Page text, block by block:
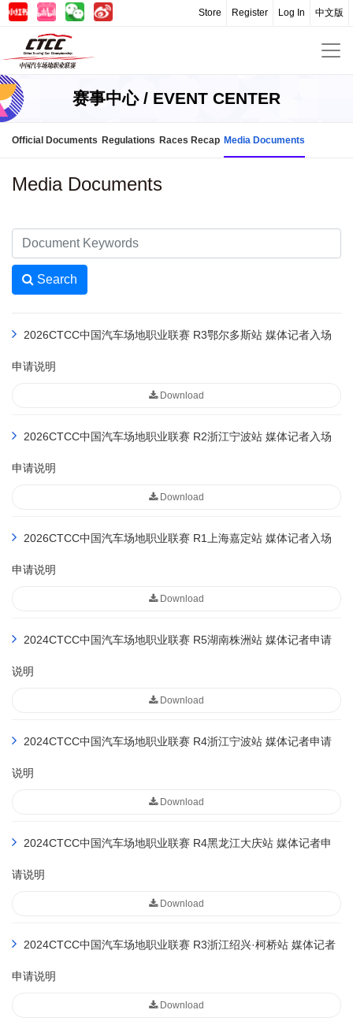
中文版
Log In
Register
Store
赛事中心 / EVENT CENTER
Official Documents Regulations Races Recap Media Documents
Media Documents
Search
2026CTCC中国汽车场地职业联赛 R3鄂尔多斯站 媒体记者入场
申请说明
Download
2026CTCC中国汽车场地职业联赛 R2浙江宁波站 媒体记者入场
申请说明
Download
2026CTCC中国汽车场地职业联赛 R1上海嘉定站 媒体记者入场
申请说明
Download
2024CTCC中国汽车场地职业联赛 R5湖南株洲站 媒体记者申请
说明
Download
2024CTCC中国汽车场地职业联赛 R4浙江宁波站 媒体记者申请
说明
Download
2024CTCC中国汽车场地职业联赛 R4黑龙江大庆站 媒体记者申
请说明
Download
2024CTCC中国汽车场地职业联赛 R3浙江绍兴·柯桥站 媒体记者
申请说明
Download